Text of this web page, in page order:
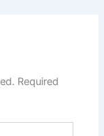
Required